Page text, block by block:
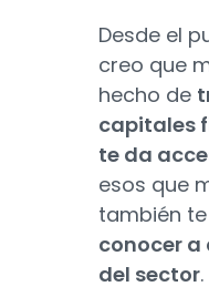
Desde el
creo que
hecho de
capitales
te da
esos que
también
conocer
del sector.